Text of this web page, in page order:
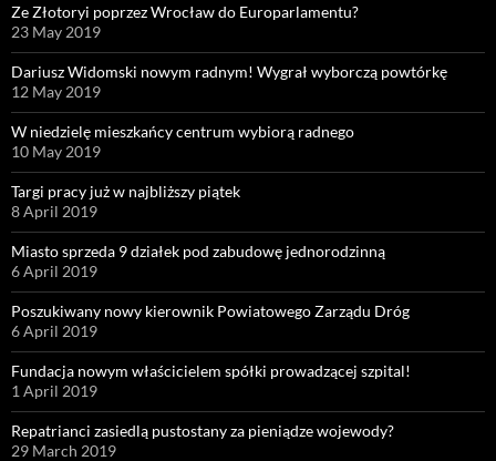
Ze Złotoryi poprzez Wrocław do Europarlamentu?
23 May 2019
Dariusz Widomski nowym radnym! Wygrał wyborczą powtórkę
12 May 2019
W niedzielę mieszkańcy centrum wybiorą radnego
10 May 2019
Targi pracy już w najbliższy piątek
8 April 2019
Miasto sprzeda 9 działek pod zabudowę jednorodzinną
6 April 2019
Poszukiwany nowy kierownik Powiatowego Zarządu Dróg
6 April 2019
Fundacja nowym właścicielem spółki prowadzącej szpital!
1 April 2019
Repatrianci zasiedlą pustostany za pieniądze wojewody?
29 March 2019